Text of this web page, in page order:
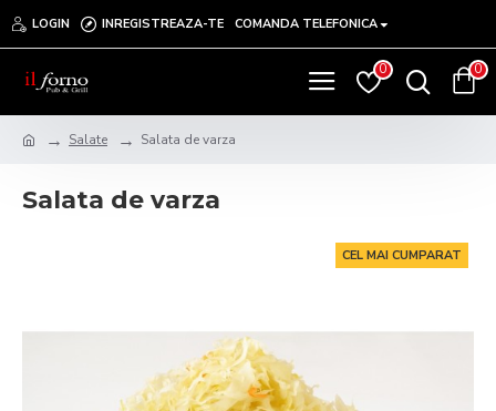
LOGIN INREGISTREAZA-TE COMANDA TELEFONICA
0 0
Salate Salata de varza
Salata de varza
CEL MAI CUMPARAT